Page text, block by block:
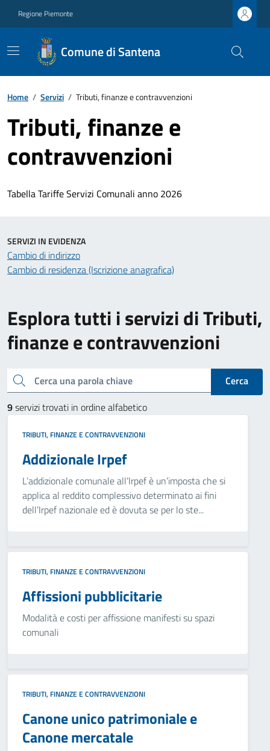
Regione Piemonte
Comune di Santena
Home / Servizi / Tributi, finanze e contravvenzioni
Tributi, finanze e
contravvenzioni
Tabella Tariffe Servizi Comunali anno 2026
Esplora tutti i servizi di Tributi,
finanze e contravvenzioni
Cerca una parola chiave
Cerca
9servizi trovati in ordine alfabetico
TRIBUTI, FINANZE E CONTRAVVENZIONI
Addizionale Irpef
L’addizionale comunale all’Irpef è un’imposta che si
applica al reddito complessivo determinato ai fini
dell’Irpef nazionale ed è dovuta se per lo ste...
TRIBUTI, FINANZE E CONTRAVVENZIONI
Affissioni pubblicitarie
Modalità e costi per affissione manifesti su spazi
comunali
TRIBUTI, FINANZE E CONTRAVVENZIONI
Canone unico patrimoniale e
Canone mercatale
SERVIZI IN EVIDENZA
Cambio di indirizzo
Cambio di residenza (Iscrizione anagrafica)